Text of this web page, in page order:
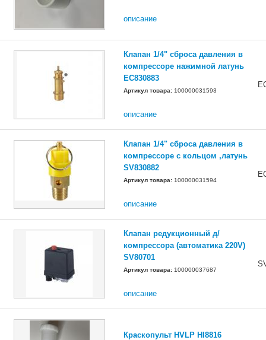
описание
Клапан 1/4" сброса давления в
компрессоре нажимной латунь
EC830883
Артикул товара: 100000031593
описание
Клапан 1/4" сброса давления в
компрессоре с кольцом ,латунь
SV830882
Артикул товара: 100000031594
описание
Клапан редукционный д/
компрессора (автоматика 220V)
SV80701
Артикул товара: 100000037687
описание
Краскопульт HVLP HI8816